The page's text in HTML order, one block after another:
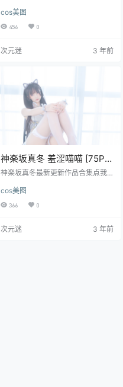
cos美图
456 0
次元迷 3 年前
神楽坂真冬 羞涩喵喵 [75P-
157MB]
神楽坂真冬最新更新作品合集点我
cos美图
366 0
次元迷 3 年前